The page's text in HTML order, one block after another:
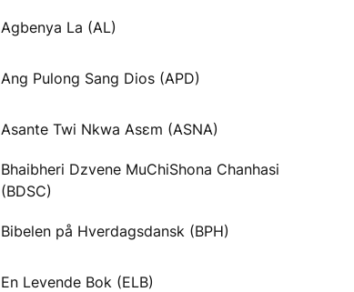
Agbenya La (AL)
Ang Pulong Sang Dios (APD)
Asante Twi Nkwa Asɛm (ASNA)
Bhaibheri Dzvene MuChiShona Chanhasi
(BDSC)
Bibelen på Hverdagsdansk (BPH)
En Levende Bok (ELB)